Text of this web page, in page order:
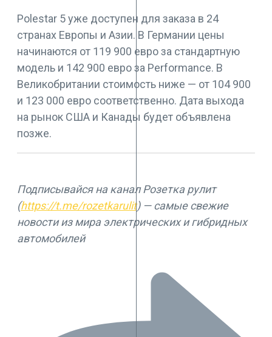
Polestar 5 уже доступен для заказа в 24
странах Европы и Азии. В Германии цены
начинаются от 119 900 евро за стандартную
модель и 142 900 евро за Performance. В
Великобритании стоимость ниже — от 104 900
и 123 000 евро соответственно. Дата выхода
на рынок США и Канады будет объявлена
позже.
Подписывайся на канал Розетка рулит
(https://t.me/rozetkarulit) — самые свежие
новости из мира электрических и гибридных
автомобилей